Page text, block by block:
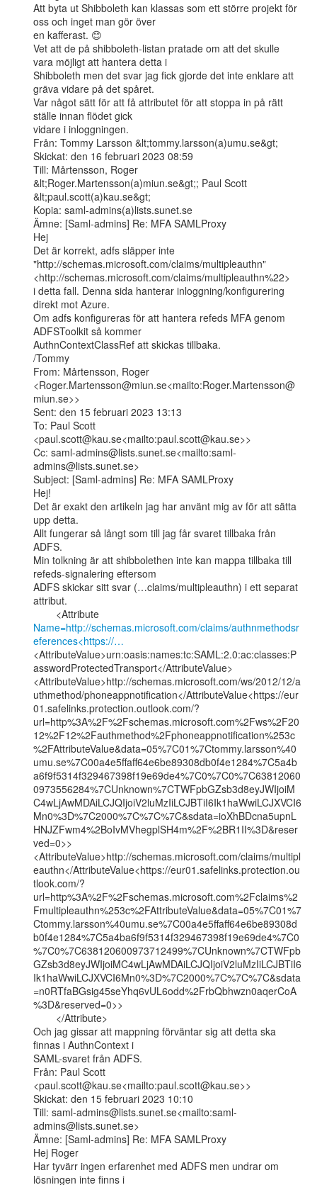
Att byta ut Shibboleth kan klassas som ett större projekt för
oss och inget man gör över
en kafferast. 😊
Vet att de på shibboleth-listan pratade om att det skulle
vara möjligt att hantera detta i
Shibboleth men det svar jag fick gjorde det inte enklare att
gräva vidare på det spåret.
Var något sätt för att få attributet för att stoppa in på rätt
ställe innan flödet gick
vidare i inloggningen.
Från: Tommy Larsson &lt;tommy.larsson(a)umu.se&gt;
Skickat: den 16 februari 2023 08:59
Till: Mårtensson, Roger
&lt;Roger.Martensson(a)miun.se&gt;; Paul Scott
&lt;paul.scott(a)kau.se&gt;
Kopia: saml-admins(a)lists.sunet.se
Ämne: [Saml-admins] Re: MFA SAMLProxy
Hej
Det är korrekt, adfs släpper inte
"http://schemas.microsoft.com/claims/multipleauthn"
<http://schemas.microsoft.com/claims/multipleauthn%22>
i detta fall. Denna sida hanterar inloggning/konfigurering
direkt mot Azure.
Om adfs konfigureras för att hantera refeds MFA genom
ADFSToolkit så kommer
AuthnContextClassRef att skickas tillbaka.
/Tommy
From: Mårtensson, Roger
<Roger.Martensson@miun.se<mailto:Roger.Martensson@
miun.se>>
Sent: den 15 februari 2023 13:13
To: Paul Scott
<paul.scott@kau.se<mailto:paul.scott@kau.se>>
Cc: saml-admins@lists.sunet.se<mailto:saml-
admins@lists.sunet.se>
Subject: [Saml-admins] Re: MFA SAMLProxy
Hej!
Det är exakt den artikeln jag har använt mig av för att sätta
upp detta.
Allt fungerar så långt som till jag får svaret tillbaka från
ADFS.
Min tolkning är att shibbolethen inte kan mappa tillbaka till
refeds-signalering eftersom
ADFS skickar sitt svar (…claims/multipleauthn) i ett separat
attribut.
Name=http://schemas.microsoft.com/claims/authnmethodsr
eferences<https://…
<AttributeValue>urn:oasis:names:tc:SAML:2.0:ac:classes:P
asswordProtectedTransport</AttributeValue>
<AttributeValue>http://schemas.microsoft.com/ws/2012/12/a
uthmethod/phoneappnotification</AttributeValue<https://eur
01.safelinks.protection.outlook.com/?
url=http%3A%2F%2Fschemas.microsoft.com%2Fws%2F20
12%2F12%2Fauthmethod%2Fphoneappnotification%253c
%2FAttributeValue&data=05%7C01%7Ctommy.larsson%40
umu.se%7C00a4e5ffaff64e6be89308db0f4e1284%7C5a4b
a6f9f5314f329467398f19e69de4%7C0%7C0%7C63812060
0973556284%7CUnknown%7CTWFpbGZsb3d8eyJWIjoiM
C4wLjAwMDAiLCJQIjoiV2luMzIiLCJBTiI6Ik1haWwiLCJXVCI6
Mn0%3D%7C2000%7C%7C%7C&sdata=ioXhBDcna5upnL
HNJZFwm4%2BoIvMVhegplSH4m%2F%2BR1II%3D&reser
ved=0>>
<AttributeValue>http://schemas.microsoft.com/claims/multipl
eauthn</AttributeValue<https://eur01.safelinks.protection.ou
tlook.com/?
url=http%3A%2F%2Fschemas.microsoft.com%2Fclaims%2
Fmultipleauthn%253c%2FAttributeValue&data=05%7C01%7
Ctommy.larsson%40umu.se%7C00a4e5ffaff64e6be89308d
b0f4e1284%7C5a4ba6f9f5314f329467398f19e69de4%7C0
%7C0%7C638120600973712499%7CUnknown%7CTWFpb
GZsb3d8eyJWIjoiMC4wLjAwMDAiLCJQIjoiV2luMzIiLCJBTiI6
Ik1haWwiLCJXVCI6Mn0%3D%7C2000%7C%7C%7C&sdata
=n0RTfaBGsig45seYhq6vUL6odd%2FrbQbhwzn0aqerCoA
%3D&reserved=0>>
Och jag gissar att mappning förväntar sig att detta ska
finnas i AuthnContext i
SAML-svaret från ADFS.
Från: Paul Scott
<paul.scott@kau.se<mailto:paul.scott@kau.se>>
Skickat: den 15 februari 2023 10:10
Till: saml-admins@lists.sunet.se<mailto:saml-
admins@lists.sunet.se>
Ämne: [Saml-admins] Re: MFA SAMLProxy
Hej Roger
Har tyvärr ingen erfarenhet med ADFS men undrar om